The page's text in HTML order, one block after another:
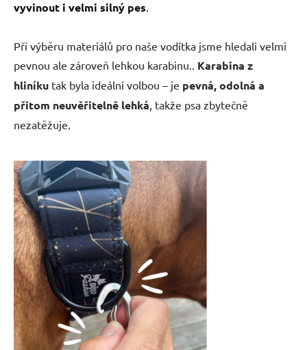
vyvinout i velmi silný pes.
Při výběru materiálů pro naše vodítka jsme hledali velmi
pevnou ale zároveň lehkou karabinu.. Karabina z
hliníku tak byla ideální volbou – je pevná, odolná a
přitom neuvěřitelně lehká, takže psa zbytečně
nezatěžuje.